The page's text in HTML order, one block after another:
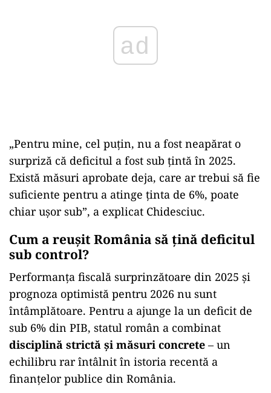
„Pentru mine, cel puțin, nu a fost neapărat o
surpriză că deficitul a fost sub țintă în 2025.
Există măsuri aprobate deja, care ar trebui să fie
suficiente pentru a atinge ținta de 6%, poate
chiar ușor sub”, a explicat Chidesciuc.
Cum a reușit România să țină deficitul
sub control?
Performanța fiscală surprinzătoare din 2025 și
prognoza optimistă pentru 2026 nu sunt
întâmplătoare. Pentru a ajunge la un deficit de
sub 6% din PIB, statul român a combinat
disciplină strictă și măsuri concrete – un
echilibru rar întâlnit în istoria recentă a
finanțelor publice din România.